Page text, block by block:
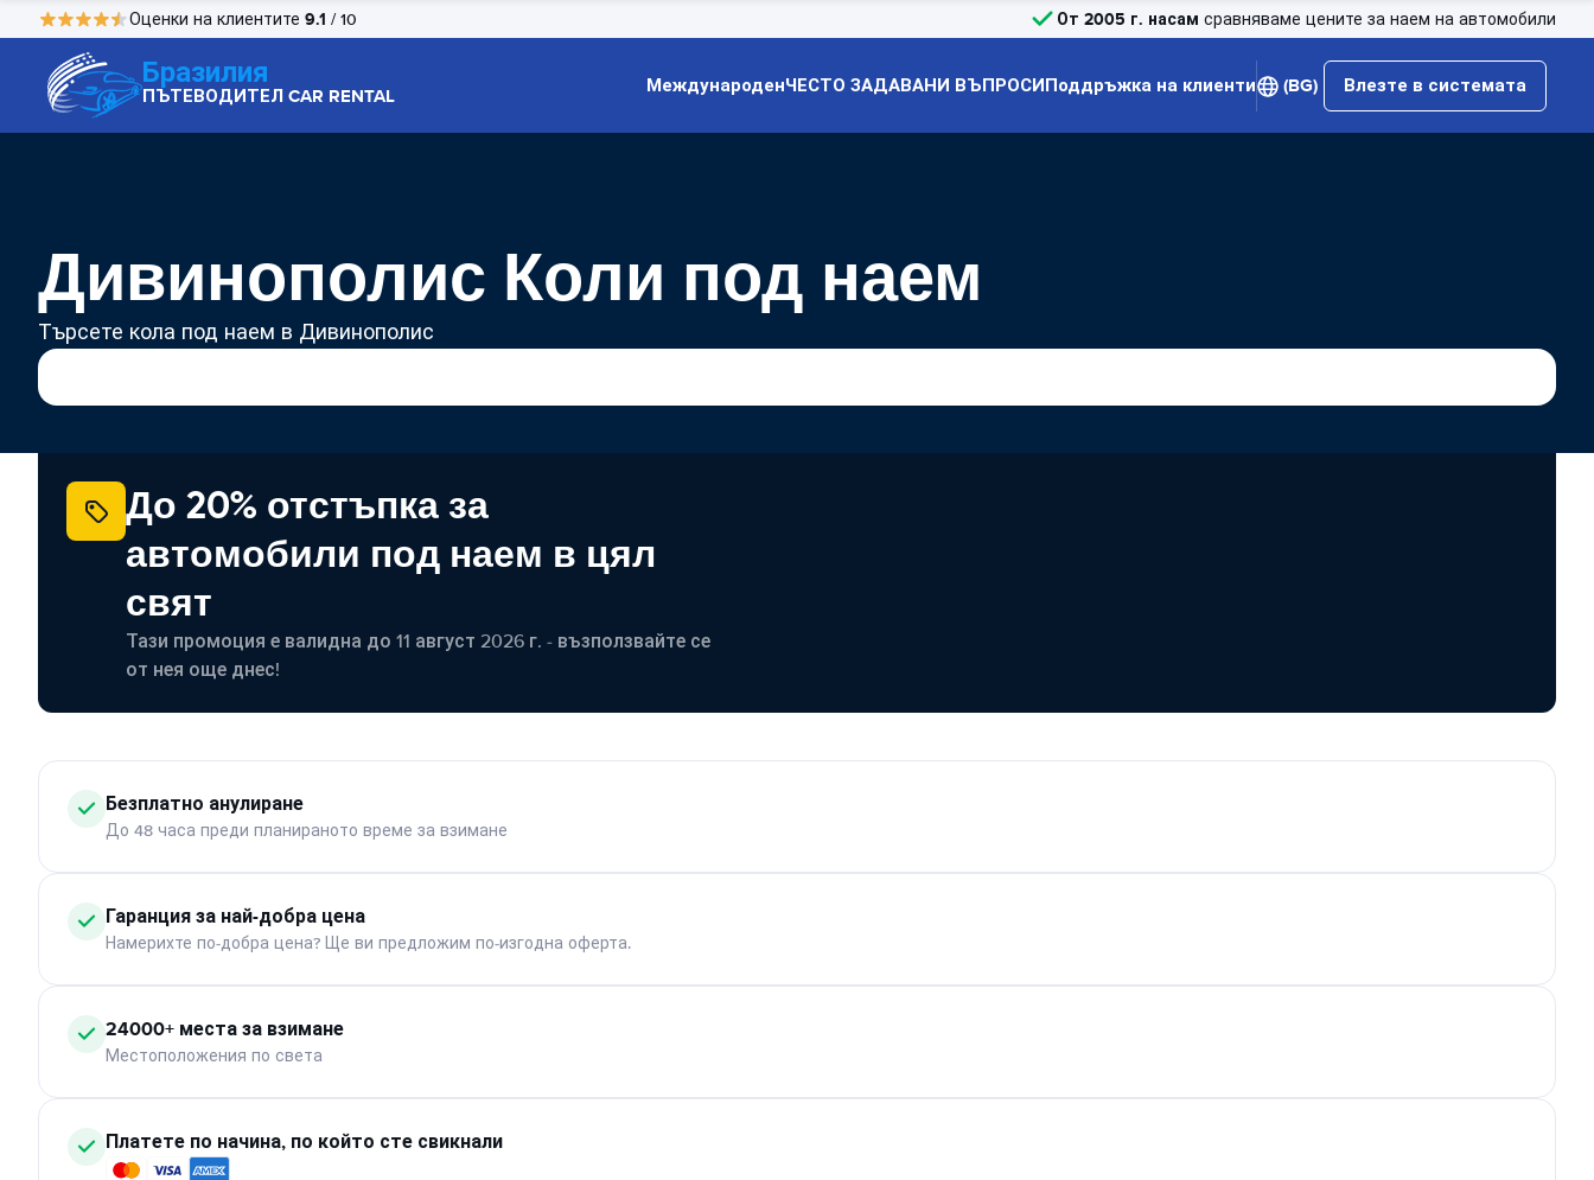
Оценки на клиентите 9.1 / 10 От 2005 г. насам сравняваме цените за наем на автомобили
Бразилия
ПЪТЕВОДИТЕЛ CAR RENTAL МеждународенЧЕСТО ЗАДАВАНИ ВЪПРОСИПоддръжка на клиенти (BG) Влезте в системата
Дивинополис Коли под наем
Търсете кола под наем в Дивинополис
До 20% отстъпка за
автомобили под наем в цял
свят
Тази промоция е валидна до 11 август 2026 г. - възползвайте се
от нея още днес!
Безплатно анулиране
До 48 часа преди планираното време за взимане
Гаранция за най-добра цена
Намерихте по-добра цена? Ще ви предложим по-изгодна оферта.
24000+ места за взимане
Местоположения по света
Платете по начина, по който сте свикнали